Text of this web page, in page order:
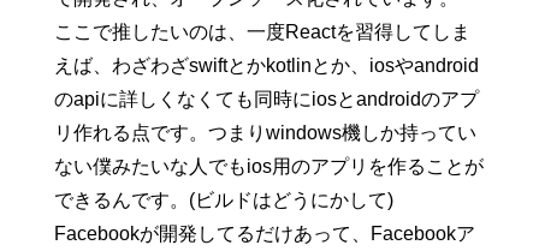
ここで推したいのは、一度Reactを習得してしま
えば、わざわざswiftとかkotlinとか、iosやandroid
のapiに詳しくなくても同時にiosとandroidのアプ
リ作れる点です。つまりwindows機しか持ってい
ない僕みたいな人でもios用のアプリを作ることが
できるんです。(ビルドはどうにかして)
Facebookが開発してるだけあって、Facebookア